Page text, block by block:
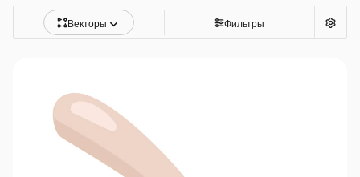
Векторы Фильтры